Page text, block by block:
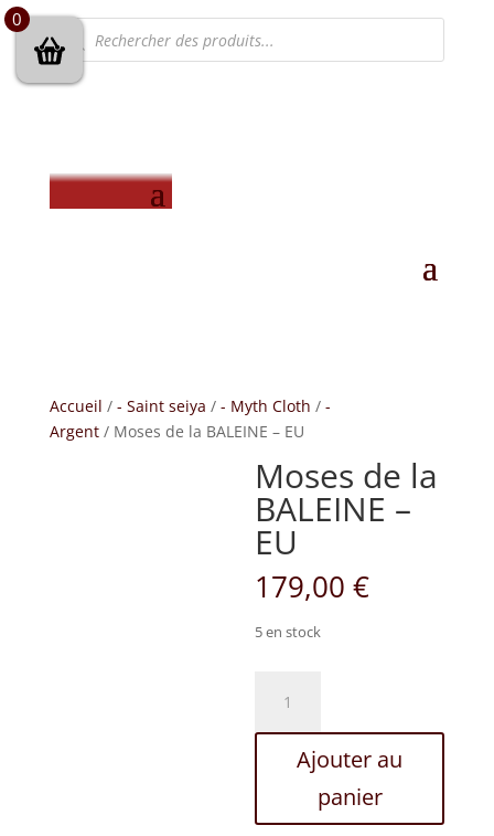
Recherche
de
produits
Accueil / - Saint seiya / - Myth Cloth / -
Argent/ Moses de la BALEINE – EU
Moses de la
BALEINE –
EU
179,00€
5 en stock
Moses
Ajouter au
panier
0